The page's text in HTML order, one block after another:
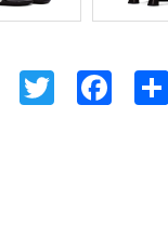
Twitter